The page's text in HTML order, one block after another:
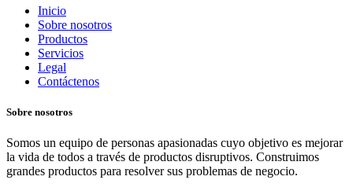
Inicio
Sobre nosotros
Productos
Servicios
Legal
Contáctenos
Sobre nosotros
Somos un equipo de personas apasionadas cuyo objetivo es mejorar
la vida de todos a través de productos disruptivos. Construimos
grandes productos para resolver sus problemas de negocio.